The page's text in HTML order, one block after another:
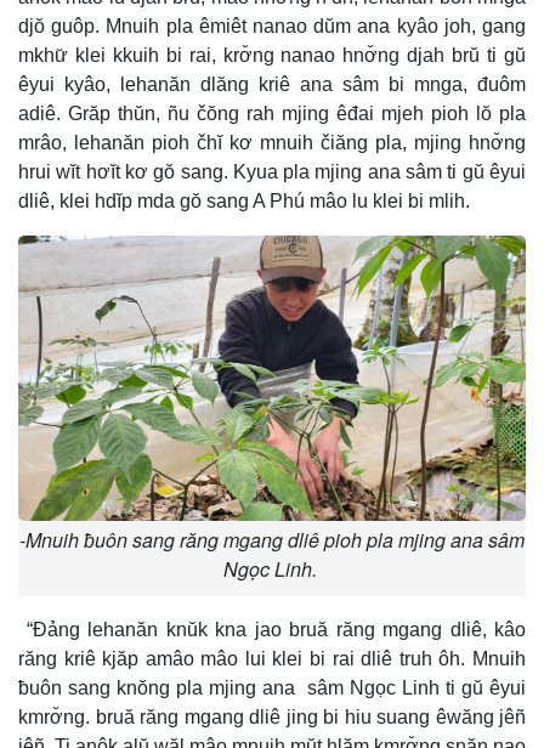
T
m
e
djŏ guôp. Mnuih pla êmiêt nanao dŭm ana kyâo joh, gang
mkhư̆ klei kkuih bi rai, krơ̆ng nanao hnơ̆ng djah brŭ ti gŭ
êyui kyâo, lehanăn dlăng kriê ana sâm bi mnga, đuôm
adiê. Grăp thŭn, ñu čŏng rah mjing êđai mjeh pioh lŏ pla
mrâo, lehanăn pioh čhĭ kơ mnuih čiăng pla, mjing hnơ̆ng
hrui wĭt hơĭt kơ gŏ sang. Kyua pla mjing ana sâm ti gŭ êyui
dliê, klei hdĭp mda gŏ sang A Phú mâo lu klei bi mlih.
-Mnuih ƀuôn sang răng mgang dliê pioh pla mjing ana sâm
Ngọc Linh.
“Đảng lehanăn knŭk kna jao bruă răng mgang dliê, kâo
răng kriê kjăp amâo mâo lui klei bi rai dliê truh ôh. Mnuih
ƀuôn sang knŏng pla mjing ana sâm Ngọc Linh ti gŭ êyui
kmrơ̆ng. bruă răng mgang dliê jing bi hiu suang êwăng jêñ